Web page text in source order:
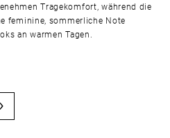
Tragekomfort, während die
feminine, sommerliche Note
an warmen Tagen.